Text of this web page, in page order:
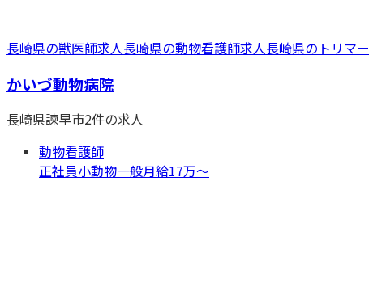
長崎県の獣医師求人長崎県の動物看護師求人長崎県の トリマー
かいづ動物病院
長崎県諫早市2件の求人
動物看護師
正社員小動物一般月給17万〜